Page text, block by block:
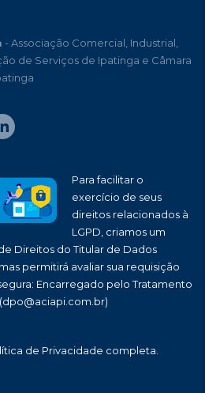
- Associação Comercial, Industrial,
de Serviços de Ipatinga e Câmara
Para facilitar o
exercício de seus
direitos relacionados à
LGPD, criamos um
Direitos do Titular de Dados
permitirá avaliar sua requisição
Encarregado pelo Tratamento
(dpo@aciapi.com.br)
de Privacidade completa.